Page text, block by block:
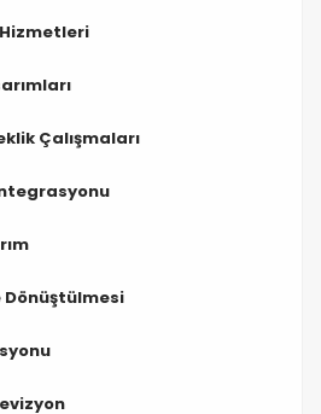
Çalışmaları
Dönüştülmesi